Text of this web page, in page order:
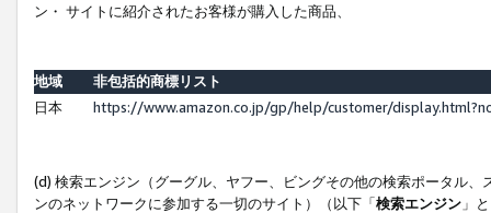
ン・ サイトに紹介されたお客様が購入した商品、
地域
非包括的商標リスト
日本
https://www.amazon.co.jp/gp/help/customer/
(d) 検索エンジン（グーグル、ヤフー、ビングその他の検索ポータル
ンのネットワークに参加する一切のサイト）（以下「検索エンジン 」